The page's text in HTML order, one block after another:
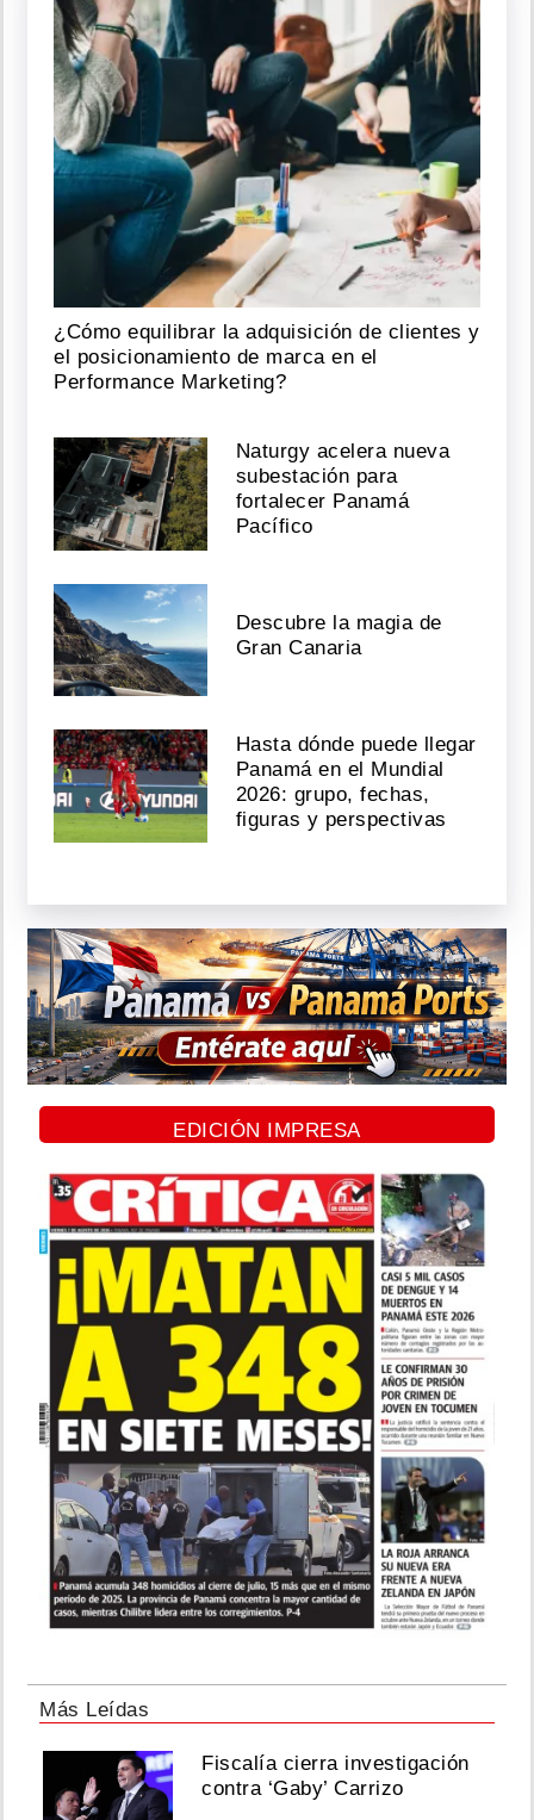
¿Cómo equilibrar la adquisición de clientes y
el posicionamiento de marca en el
Performance Marketing?
Naturgy acelera nueva
subestación para
fortalecer Panamá
Pacífico
Descubre la magia de
Gran Canaria
Hasta dónde puede llegar
Panamá en el Mundial
2026: grupo, fechas,
figuras y perspectivas
EDICIÓN IMPRESA
Más Leídas
Fiscalía cierra investigación
contra ‘Gaby’ Carrizo